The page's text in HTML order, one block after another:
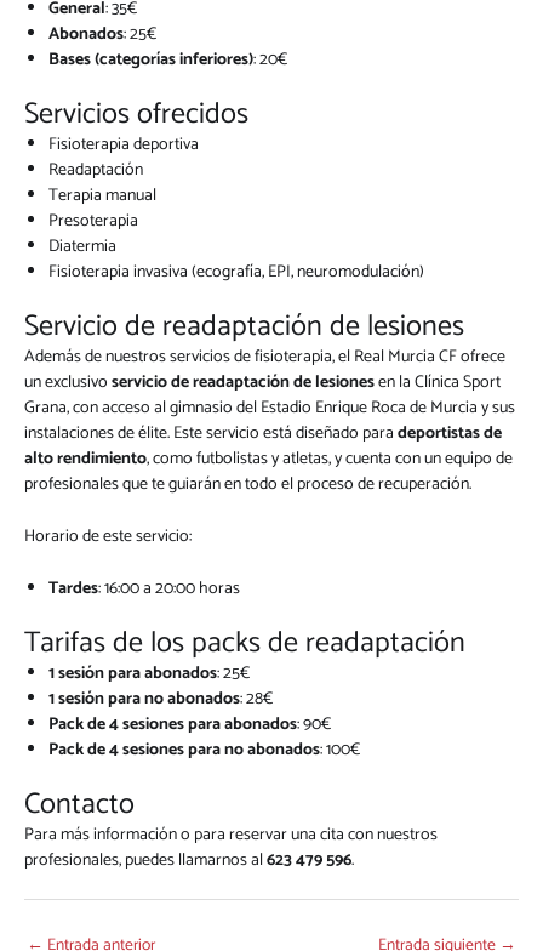
General: 35€
Abonados: 25€
Bases (categorías inferiores): 20€
Servicios ofrecidos
Fisioterapia deportiva
Readaptación
Terapia manual
Presoterapia
Diatermia
Fisioterapia invasiva (ecografía, EPI, neuromodulación)
Servicio de readaptación de lesiones
Además de nuestros servicios de fisioterapia, el Real Murcia CF ofrece
un exclusivoservicio de readaptación de lesionesen la Clínica Sport
Grana, con acceso al gimnasio del Estadio Enrique Roca de Murcia y sus
instalaciones de élite. Este servicio está diseñado paradeportistas de
alto rendimiento, como futbolistas y atletas, y cuenta con un equipo de
profesionales que te guiarán en todo el proceso de recuperación.
Horario de este servicio:
Tardes: 16:00 a 20:00 horas
Tarifas de los packs de readaptación
1 sesión para abonados: 25€
1 sesión para no abonados: 28€
Pack de 4 sesiones para abonados: 90€
Pack de 4 sesiones para no abonados: 100€
Contacto
Para más información o para reservar una cita con nuestros
profesionales, puedes llamarnos al623 479 596.
← Entrada anterior Entrada siguiente →